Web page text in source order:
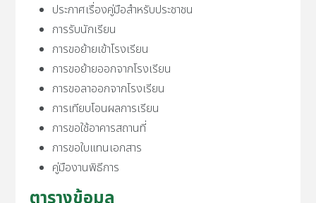
ประกาศเรื่องคู่มือสำหรับประชาชน
การรับนักเรียน
การขอย้ายเข้าโรงเรียน
การขอย้ายออกจากโรงเรียน
การขอลาออกจากโรงเรียน
การเทียบโอนผลการเรียน
การขอใช้อาคารสถานที่
การขอใบแทนเอกสาร
คู่มืองานพิธีการ